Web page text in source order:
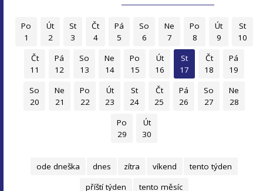
Po
1
Út
2
St
3
Čt
4
Pá
5
So
6
Ne
7
Po
8
Út
9
St
10
Čt
11
Pá
12
So
13
Ne
14
Po
15
Út
16
St
17
Čt
18
Pá
19
So
20
Ne
21
Po
22
Út
23
St
24
Čt
25
Pá
26
So
27
Ne
28
Po
29
Út
30
ode dneška dnes zítra víkend
tento týden
příští týden
tento měsíc